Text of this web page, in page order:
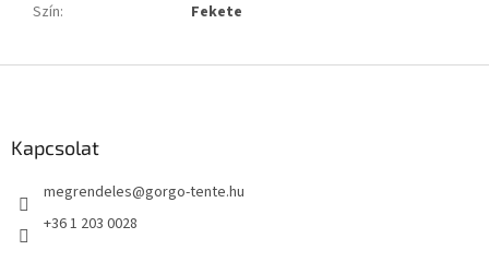
Szín: Fekete
Kapcsolat
megrendeles@gorgo-tente.hu
+36 1 203 0028